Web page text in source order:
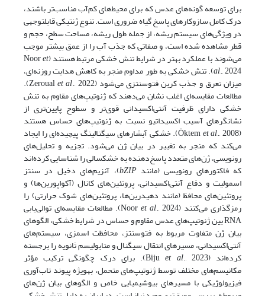
برای توسعه گونه‌های عدس که برای محیط‌های کم‌آب مناسب‌تر باشند،
درک کامل سازوکارهای پاسخ گیاه ضروری است. تنوع ژنتیکی قابل­توجهی
در ویژگی‌های سیستم ریشه، از جمله طول ریشه، مساحت سطح، حجم و
قطر مشاهده شده است، و صفاتی که جذب آب را از عمق بیشتر موجب
می‌شوند با عملکرد بهتر در شرایط تنش خشکی مرتبط هستند (Nooret
al., 2024). تنش خشکی به طور مداوم منجر به کاهش هدایت روزنه‌ای،
میزان تعرق و جذب کربن فتوسنتزی می‌شود (Zeroual et al
., 2022).
مطالعات مقایسه‌ای اغلب نشان می‌دهند که ژنوتیپ‌های مقاوم به تنش
خشکی دارای ظرفیت آنتی‌اکسیدانی قوی‌تر و سطوح پایین‌تری از
نشانگرهای آسیب اکسیداتیو نسبت به ژنوتیپ‌های حساس هستند
(Öktem
et al ., 2008). خشکی آبشارهای سیگنالینگ پیچیده‌ای را ایجاد
می‌کند که منجر به تغییر در بیان ژن می‌شود. تجزیه و تحلیل‌های
رونویسی، ژن‌های متعدد پاسخ‌دهنده به خشکسالی را شناسایی کرده‌اند
که فاکتورهای رونویسی (مانندbZIP)، آنزیم‌های دخیل در سنتز
اسمولیت و دفاع آنتی‌اکسیدانی، پروتئین‌های کانال (آکواپورین‌ها) و
پروتئین‌های محافظ (مانند دهیدرین‌ها، پروتئین‌های شوک حرارتی) را
رمزگذاری می‌کنند (Noor et al ., 2024). مطالعات مقایسه‌ای توالی‌یابی
RNA بین ژنوتیپ‌های عدس مقاوم و حساس در شرایط خشکی، الگوهای
بیان ژن متفاوت مربوط به فتوسنتز، محافظت اسمزی، سیستم‌های
آنتی‌اکسیدانی، مسیرهای انتقال سیگنال و متابولیسم ثانویه را برجسته
کرده‌اند (Biju et al ., 2023). برای درک چگونگی ترکیب مؤثر
مکانیسم‌های مختلف توسط ژنوتیپ‌های متحمل، به­ویژه پیوند تاب‌آوری
فیزیولوژیکی با مسیرهای بیوشیمیایی خاص و الگوهای بیان ژن‌های